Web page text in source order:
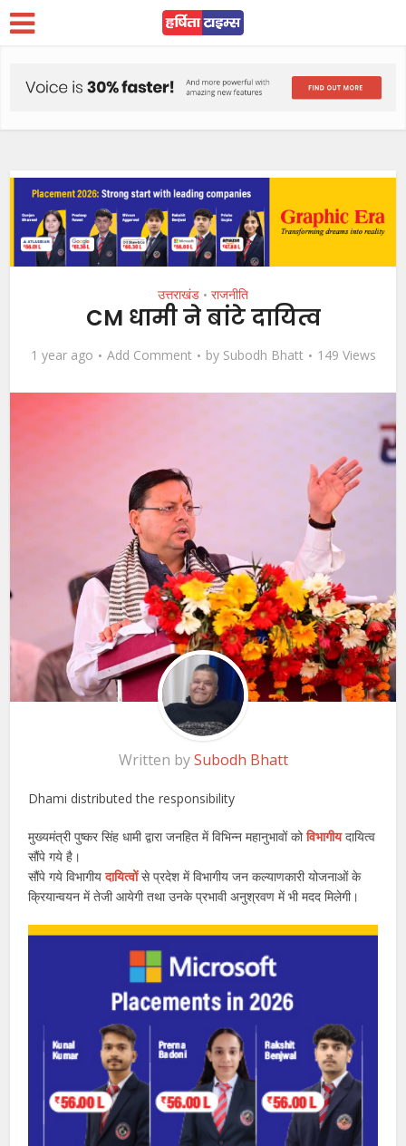
उत्तराखंड • राजनीति
CM धामी ने बांटे दायित्व
1 year ago Add Comment by Subodh Bhatt 149 Views
Written bySubodh Bhatt
Dhami distributed the responsibility
मुख्यमंत्री पुष्कर सिंह धामी द्वारा जनहित में विभिन्न महानुभावों कोविभागीयदायित्व
सौंपे गये है।
सौंपे गये विभागीयदायित्वोंसे प्रदेश में विभागीय जन कल्याणकारी योजनाओं के
क्रियान्वयन में तेजी आयेगी तथा उनके प्रभावी अनुश्रवण में भी मदद मिलेगी।